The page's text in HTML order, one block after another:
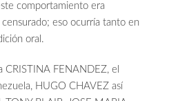
comportamiento era
eso ocurría tanto en
oral.
FENANDEZ, el
HUGO CHAVEZ así